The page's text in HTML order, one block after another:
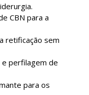
CBN para a
retificação sem
perfilagem de
para os